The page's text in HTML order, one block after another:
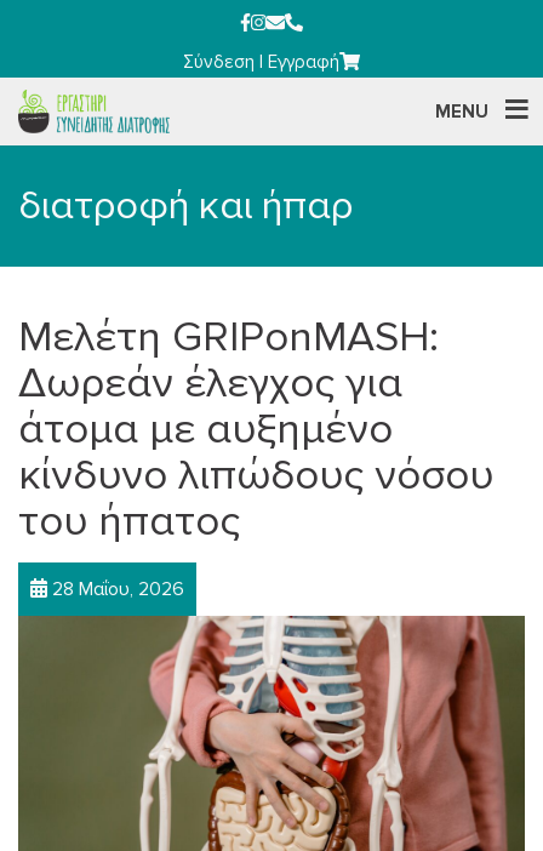
Σύνδεση |Εγγραφή
MENU
διατροφή και ήπαρ
Μελέτη GRIPonMASH:
Δωρεάν έλεγχος για
άτομα με αυξημένο
κίνδυνο λιπώδους νόσου
του ήπατος
28 Μαΐου, 2026